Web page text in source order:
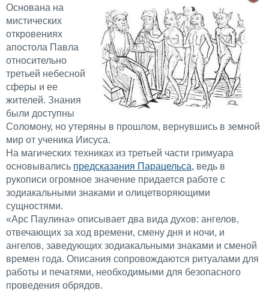
Основана на
мистических
откровениях
апостола Павла
относительно
третьей небесной
сферы и ее
жителей. Знания
были доступны
Соломону, но утеряны в прошлом, вернувшись в земной
мир от ученика Иисуса.
На магических техниках из третьей части гримуара
основывались предсказания Парацельса, ведь в
рукописи огромное значение придается работе с
зодиакальными знаками и олицетворяющими
сущностями.
«Арс Паулина» описывает два вида духов: ангелов,
отвечающих за ход времени, смену дня и ночи, и
ангелов, заведующих зодиакальными знаками и сменой
времен года. Описания сопровождаются ритуалами для
работы и печатями, необходимыми для безопасного
проведения обрядов.